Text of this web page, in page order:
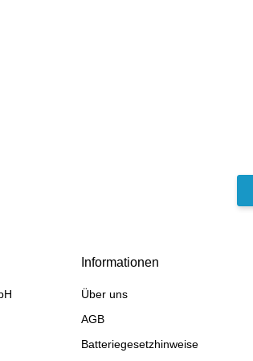
Informationen
Über uns
AGB
Batteriegesetzhinweise